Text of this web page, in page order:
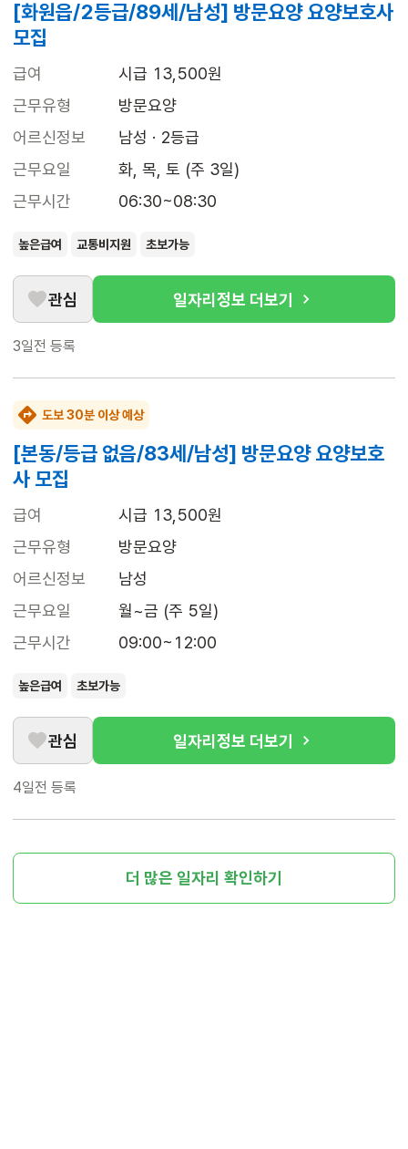
[화원읍/2등급/89세/남성] 방문요양 요양보호사
모집
급여
시급 13,500원
근무유형
방문요양
어르신정보
남성 · 2등급
근무요일
화, 목, 토 (주 3일)
근무시간
06:30~08:30
높은급여 교통비지원 초보가능
관심 일자리정보 더보기
3일전 등록
도보 30분 이상 예상
[본동/등급 없음/83세/남성] 방문요양 요양보호
사 모집
급여
시급 13,500원
근무유형
방문요양
어르신정보
남성
근무요일
월~금 (주 5일)
근무시간
09:00~12:00
높은급여 초보가능
관심 일자리정보 더보기
4일전 등록
더 많은 일자리 확인하기